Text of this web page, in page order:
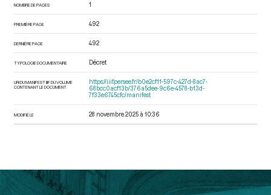
NOMBRE DE PAGES 1
PREMIÈRE PAGE 492
DERNIÈRE PAGE 492
TYPOLOGIE DOCUMENTAIRE Décret
URI DU MANIFEST IIIF DU VOLUME
CONTENANT LE DOCUMENT
https://iiif.persee.fr/b0e2cf11-597c-427d-8ac7-
68bcc0acf13b/376a5dee-9c6e-4578-b13d-
7f33e6745cfc/manifest
MODIFIÉ LE 28 novembre 2025 à 10:36